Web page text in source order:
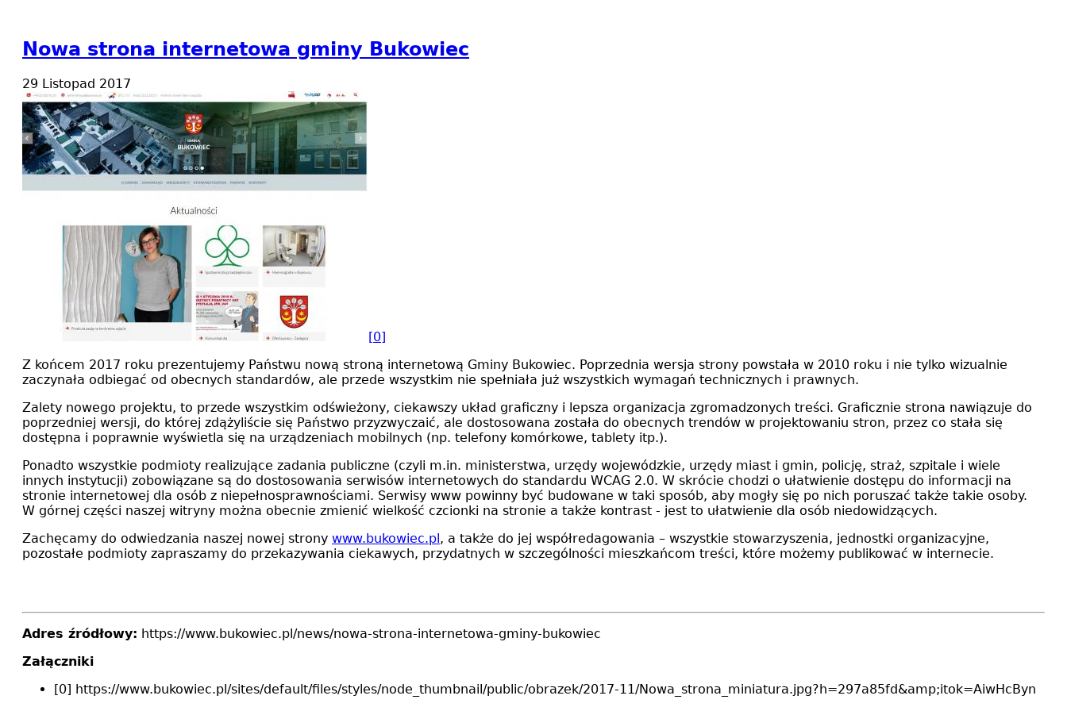
Nowa strona internetowa gminy Bukowiec
29 Listopad 2017
[0]
Z końcem 2017 roku prezentujemy Państwu nową stroną internetową Gminy Bukowiec. Poprzednia wersja strony powstała w 2010 roku i nie tylko wizualnie
zaczynała odbiegać od obecnych standardów, ale przede wszystkim nie spełniała już wszystkich wymagań technicznych i prawnych.
Zalety nowego projektu, to przede wszystkim odświeżony, ciekawszy układ graficzny i lepsza organizacja zgromadzonych treści. Graficznie strona nawiązuje do
poprzedniej wersji, do której zdążyliście się Państwo przyzwyczaić, ale dostosowana została do obecnych trendów w projektowaniu stron, przez co stała się
dostępna i poprawnie wyświetla się na urządzeniach mobilnych (np. telefony komórkowe, tablety itp.).
Ponadto wszystkie podmioty realizujące zadania publiczne (czyli m.in. ministerstwa, urzędy wojewódzkie, urzędy miast i gmin, policję, straż, szpitale i wiele
innych instytucji) zobowiązane są do dostosowania serwisów internetowych do standardu WCAG 2.0. W skrócie chodzi o ułatwienie dostępu do informacji na
stronie internetowej dla osób z niepełnosprawnościami. Serwisy www powinny być budowane w taki sposób, aby mogły się po nich poruszać także takie osoby.
W górnej części naszej witryny można obecnie zmienić wielkość czcionki na stronie a także kontrast - jest to ułatwienie dla osób niedowidzących.
Zachęcamy do odwiedzania naszej nowej strony www.bukowiec.pl, a także do jej współredagowania – wszystkie stowarzyszenia, jednostki organizacyjne,
pozostałe podmioty zapraszamy do przekazywania ciekawych, przydatnych w szczególności mieszkańcom treści, które możemy publikować w internecie.
Adres źródłowy: https://www.bukowiec.pl/news/nowa-strona-internetowa-gminy-bukowiec
Załączniki
[0] https://www.bukowiec.pl/sites/default/files/styles/node_thumbnail/public/obrazek/2017-11/Nowa_strona_miniatura.jpg?h=297a85fd&amp;itok=AiwHcByn